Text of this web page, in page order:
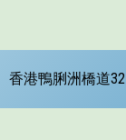
香港鴨脷洲橋道